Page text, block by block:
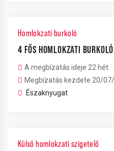
Homlokzati burkoló
4 FŐS HOMLOKZATI
A megbízatás ideje 22 hét
Megbízatás kezdete 20/
Északnyugat
Külső homlokzati szigetelő